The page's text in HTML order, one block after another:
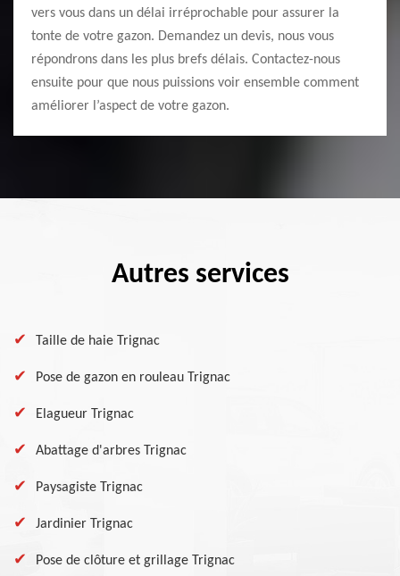
vers vous dans un délai irréprochable pour assurer la
tonte de votre gazon. Demandez un devis, nous vous
répondrons dans les plus brefs délais. Contactez-nous
ensuite pour que nous puissions voir ensemble comment
améliorer l’aspect de votre gazon.
Autres services
Taille de haie Trignac
Pose de gazon en rouleau Trignac
Elagueur Trignac
Abattage d'arbres Trignac
Paysagiste Trignac
Jardinier Trignac
Pose de clôture et grillage Trignac